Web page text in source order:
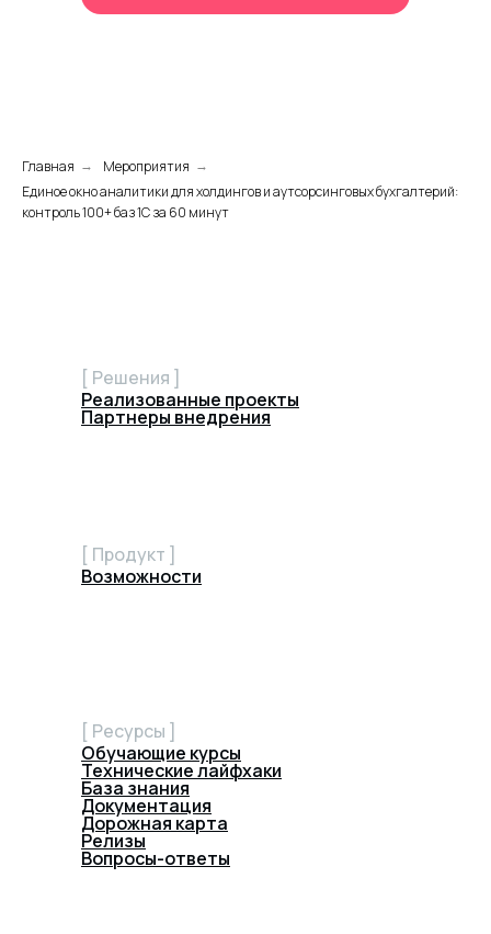
Главная → Мероприятия →
Единое окно аналитики для холдингов и аутсорсинговых бухгалтерий:
контроль 100+ баз 1С за 60 минут
[ Ресурсы ]
Обучающие курсы
Технические лайфхаки
База знания
Документация
Дорожная карта
Релизы
Вопросы-ответы
[ Продукт ]
Возможности
[ Решения ]
Реализованные проекты
Партнеры внедрения